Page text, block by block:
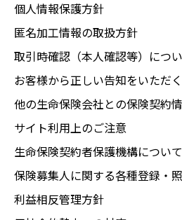
個人情報保護方針
匿名加工情報の取扱方針
取引時確認（本人確認等）につ
お客様から正しい告知をいただ
他の生命保険会社との保険契約
サイト利用上のご注意
生命保険契約者保護機構について
保険募集人に関する各種登録・
利益相反管理方針